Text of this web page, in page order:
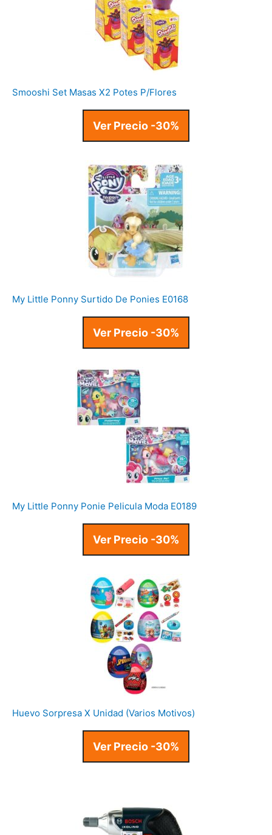
Smooshi Set Masas X2 Potes P/Flores
Ver Precio -30%
My Little Ponny Surtido De Ponies E0168
Ver Precio -30%
My Little Ponny Ponie Pelicula Moda E0189
Ver Precio -30%
Huevo Sorpresa X Unidad (Varios Motivos)
Ver Precio -30%